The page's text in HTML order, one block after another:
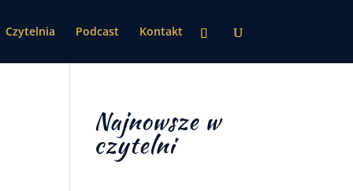
Czytelnia Podcast Kontakt
Najnowsze w
czytelni